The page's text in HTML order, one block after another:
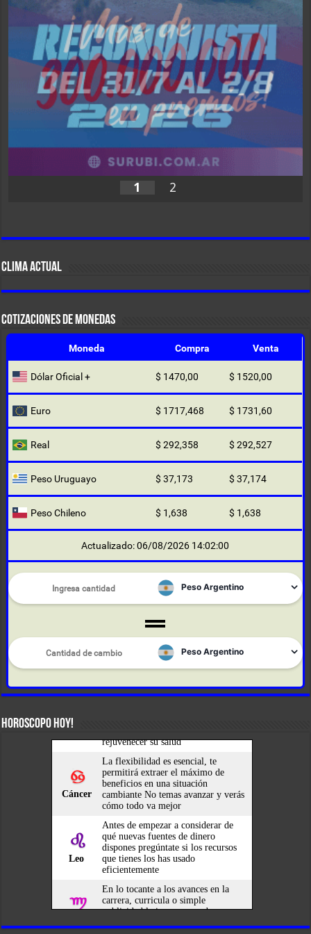
1 2
CLIMA ACTUAL
COTIZACIONES DE MONEDAS
Moneda Compra Venta
Dólar Oficial + $ 1470,00 $ 1520,00
Euro $ 1717,468 $ 1731,60
Real $ 292,358 $ 292,527
Peso Uruguayo $ 37,173 $ 37,174
Peso Chileno $ 1,638 $ 1,638
Actualizado: 06/08/2026 14:02:00
HOROSCOPO HOY!